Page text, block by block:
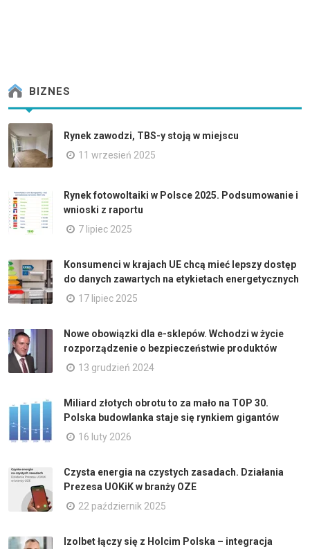
BIZNES
Rynek zawodzi, TBS-y stoją w miejscu
11 wrzesień 2025
Rynek fotowoltaiki w Polsce 2025. Podsumowanie i
wnioski z raportu
7 lipiec 2025
Konsumenci w krajach UE chcą mieć lepszy dostęp
do danych zawartych na etykietach energetycznych
17 lipiec 2025
Nowe obowiązki dla e-sklepów. Wchodzi w życie
rozporządzenie o bezpieczeństwie produktów
13 grudzień 2024
Miliard złotych obrotu to za mało na TOP 30.
Polska budowlanka staje się rynkiem gigantów
16 luty 2026
Czysta energia na czystych zasadach. Działania
Prezesa UOKiK w branży OZE
22 październik 2025
Izolbet łączy się z Holcim Polska – integracja